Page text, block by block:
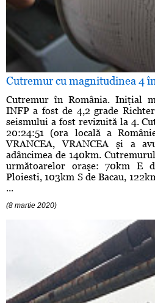
Cutremur cu magnitudinea 4
Cutremur în România. Iniţial
INFP a fost de 4,2 grade
seismului a fost revizuită la 4.
20:24:51 (ora locală a
VRANCEA, VRANCEA şi a
adâncimea de 140km.
următoarelor oraşe: 70km E
Ploiesti, 103km S de Bacau,
...
(8 martie 2020)